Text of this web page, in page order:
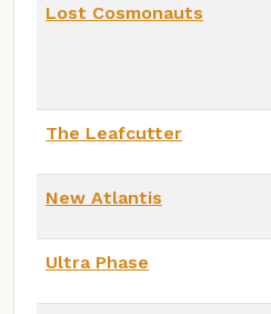
Lost Cosmonauts
The Leafcutter
New Atlantis
Ultra Phase